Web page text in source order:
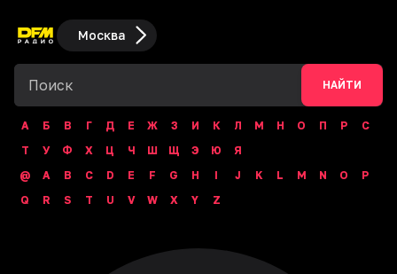
Москва
НАЙТИ
А Б В Г Д Е Ж З И К Л М Н О П Р
С
Т
У Ф Х Ц Ч Ш Щ Э Ю
Я
@
A B C D E F G H I J K L M N O
P
Q
R S T U V W X Y Z